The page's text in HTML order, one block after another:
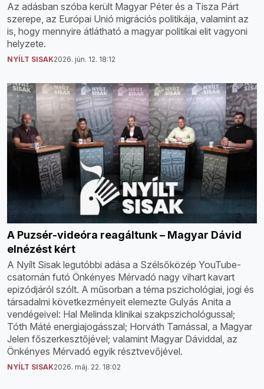
Az adásban szóba került Magyar Péter és a Tisza Párt
szerepe, az Európai Unió migrációs politikája, valamint az
is, hogy mennyire átlátható a magyar politikai elit vagyoni
helyzete.
NYÍLT SISAK2026. jún. 12. 18:12
A Puzsér-videóra reagáltunk – Magyar Dávid
elnézést kért
A Nyílt Sisak legutóbbi adása a Szélsőközép YouTube-
csatornán futó Önkényes Mérvadó nagy vihart kavart
epizódjáról szólt. A műsorban a téma pszichológiai, jogi és
társadalmi következményeit elemezte Gulyás Anita a
vendégeivel: Hal Melinda klinikai szakpszichológussal;
Tóth Máté energiajogásszal; Horváth Tamással, a Magyar
Jelen főszerkesztőjével; valamint Magyar Dáviddal, az
Önkényes Mérvadó egyik résztvevőjével.
NYÍLT SISAK2026. máj. 22. 18:02